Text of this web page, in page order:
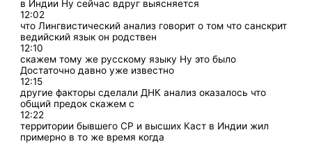
в Индии Ну сейчас вдруг выясняется
12:02
что Лингвистический анализ говорит о том что санскрит
ведийский язык он родствен
12:10
скажем тому же русскому языку Ну это было
Достаточно давно уже известно
12:15
другие факторы сделали ДНК анализ оказалось что
общий предок скажем с
12:22
территории бывшего СР и высших Каст в Индии жил
примерно в то же время когда